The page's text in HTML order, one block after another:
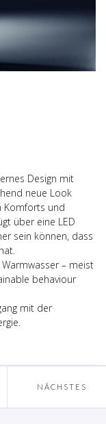
Design mit
neue Look
Komforts und
über eine LED
sein können, dass
– meist
behaviour
mit der
NÄCHSTES